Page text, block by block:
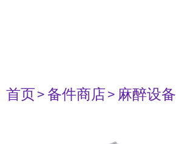
首页> 备件商店> 麻醉设备